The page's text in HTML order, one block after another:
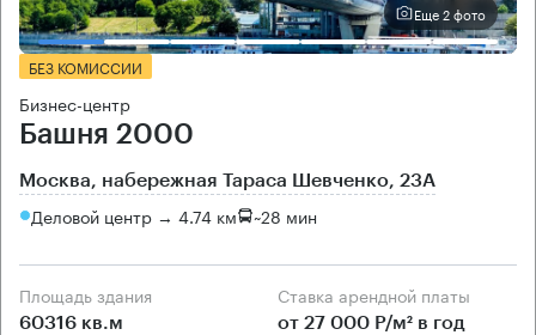
Еще 2 фото
БЕЗ КОМИССИИ
Бизнес-центр
Башня 2000
Москва, набережная Тараса Шевченко, 23А
Деловой центр → 4.74 км ~28 мин
Площадь здания
60316 кв.м
Ставка арендной платы
от 27 000 Р/м² в год